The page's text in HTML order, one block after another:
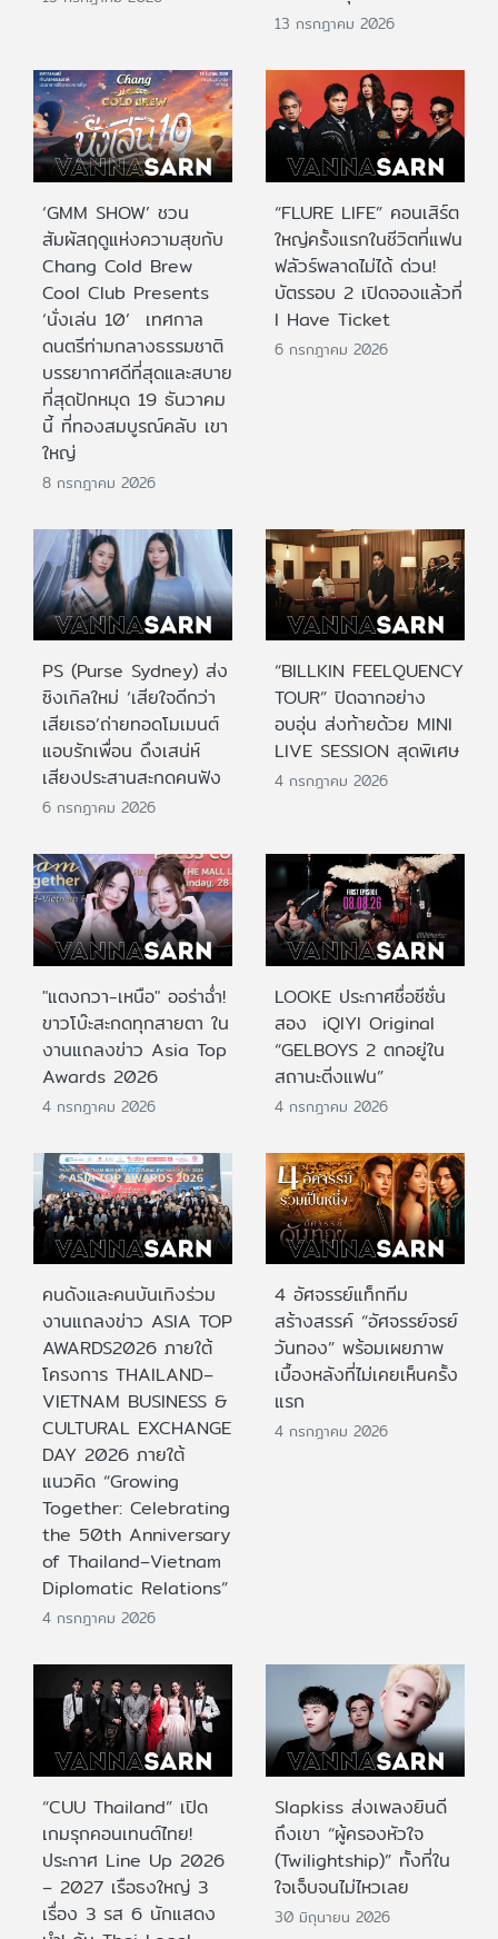
13 กรกฎาคม 2026
‘GMM SHOW’ ชวน
สัมผัสฤดูแห่งความสุขกับ
Chang Cold Brew
Cool Club Presents
‘นั่งเล่น 10’ เทศกาล
ดนตรีท่ามกลางธรรมชาติ
บรรยากาศดีที่สุดและสบาย
ที่สุดปักหมุด 19 ธันวาคม
นี้ ที่ทองสมบูรณ์คลับ เขา
ใหญ่
8 กรกฎาคม 2026
“FLURE LIFE” คอนเสิร์ต
ใหญ่ครั้งแรกในชีวิตที่แฟน
ฟลัวร์พลาดไม่ได้ ด่วน!
บัตรรอบ 2 เปิดจองแล้วที่
I Have Ticket
6 กรกฎาคม 2026
PS (Purse Sydney) ส่ง
ซิงเกิลใหม่ ‘เสียใจดีกว่า
เสียเธอ’ถ่ายทอดโมเมนต์
แอบรักเพื่อน ดึงเสน่ห์
เสียงประสานสะกดคนฟัง
6 กรกฎาคม 2026
“BILLKIN FEELQUENCY
TOUR” ปิดฉากอย่าง
อบอุ่น ส่งท้ายด้วย MINI
LIVE SESSION สุดพิเศษ
4 กรกฎาคม 2026
"แตงกวา-เหนือ" ออร่าฉ่ำ!
ขาวโบ๊ะสะกดทุกสายตา ใน
งานแถลงข่าว Asia Top
Awards 2026
4 กรกฎาคม 2026
LOOKE ประกาศชื่อซีซั่น
สอง iQIYI Original
“GELBOYS 2 ตกอยู่ใน
สถานะติ่งแฟน”
4 กรกฎาคม 2026
คนดังและคนบันเทิงร่วม
งานแถลงข่าว ASIA TOP
AWARDS2026 ภายใต้
โครงการ THAILAND–
VIETNAM BUSINESS &
CULTURAL EXCHANGE
DAY 2026 ภายใต้
แนวคิด “Growing
Together: Celebrating
the 50th Anniversary
of Thailand–Vietnam
Diplomatic Relations”
4 กรกฎาคม 2026
4 อัศจรรย์แท็กทีม
สร้างสรรค์ “อัศจรรย์จรย์
วันทอง” พร้อมเผยภาพ
เบื้องหลังที่ไม่เคยเห็นครั้ง
แรก
4 กรกฎาคม 2026
“CUU Thailand” เปิด
เกมรุกคอนเทนต์ไทย!
ประกาศ Line Up 2026
– 2027 เรือธงใหญ่ 3
เรื่อง 3 รส 6 นักแสดง
Slapkiss ส่งเพลงยินดี
ถึงเขา “ผู้ครองหัวใจ
(Twilightship)” ทั้งที่ใน
ใจเจ็บจนไม่ไหวเลย
30 มิถุนายน 2026